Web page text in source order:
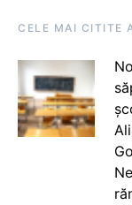
CELE MAI CITITE